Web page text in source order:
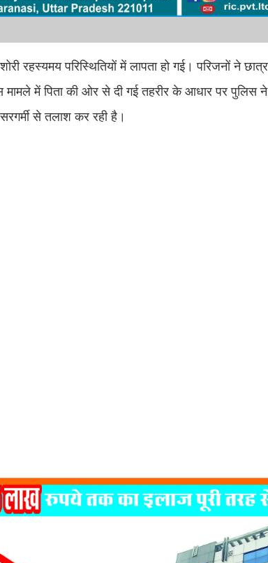
रहस्यमय परिस्थितियों में लापता हो गई। परिजनों ने
में पिता की ओर से दी गई तहरीर के आधार पर पुलिस ने
से तलाश कर रही है।